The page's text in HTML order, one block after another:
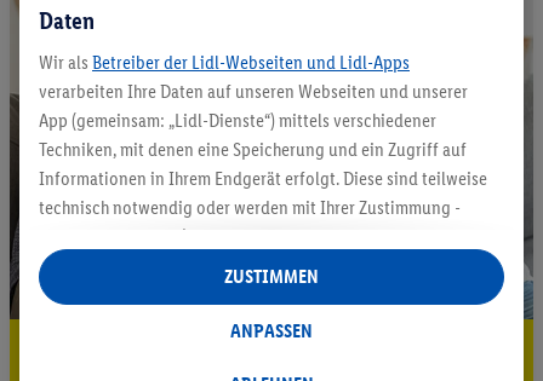
Daten
Wir als Betreiber der Lidl-Webseiten und Lidl-Apps
verarbeiten Ihre Daten auf unseren Webseiten und unserer
App (gemeinsam: „Lidl-Dienste“) mittels verschiedener
Techniken, mit denen eine Speicherung und ein Zugriff auf
Informationen in Ihrem Endgerät erfolgt. Diese sind teilweise
technisch notwendig oder werden mit Ihrer Zustimmung -
auch durch Partner (u.a.
Verantwortliche; im Zusammenhang mit dem IAB TCF
insgesamt
Statistik-Erstellung oder für personalisierte Werbung
ANPASSEN
ZUSTIMMEN